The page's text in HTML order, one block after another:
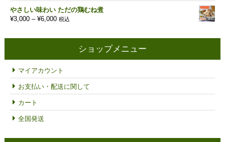
し
た。
す。
やさしい味わい ただの鶏むね煮
¥3,000 – ¥6,000価
帯:
税込
ショップメニュー
マイアカウント
お支払い・配送に関して
カート
全国発送